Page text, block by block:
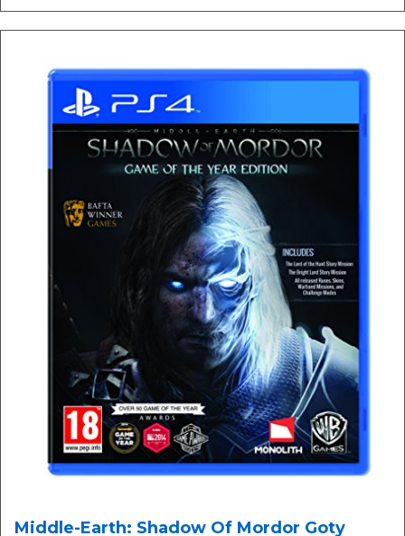
Middle-Earth: Shadow Of Mordor Goty